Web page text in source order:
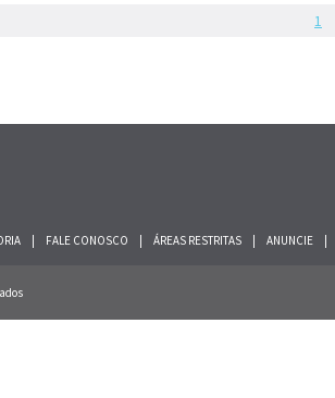
1
FALE CONOSCO ÁREAS RESTRITAS ANUNCIE